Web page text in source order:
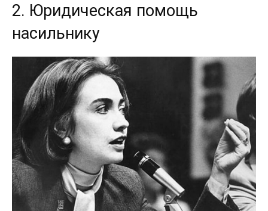
2. Юридическая помощь
насильнику